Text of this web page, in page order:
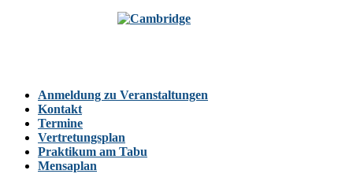
Anmeldung zu Veranstaltungen
Kontakt
Termine
Vertretungsplan
Praktikum am Tabu
Mensaplan